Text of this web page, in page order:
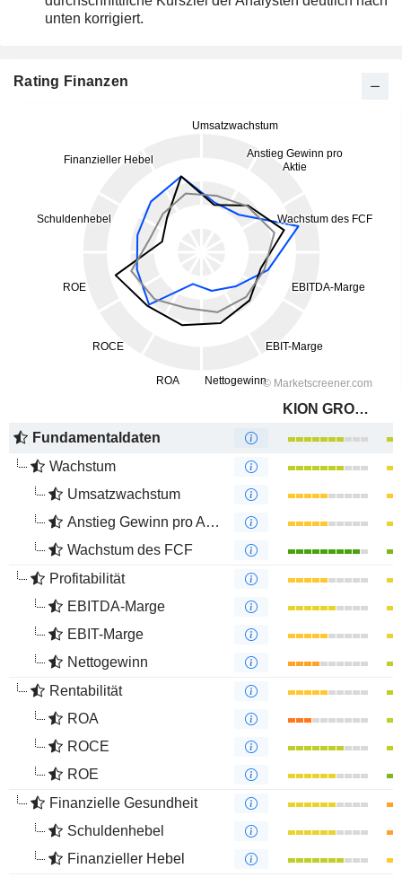
unten korrigiert.
Rating Finanzen
KION GROUP AG
Fundamentaldaten
Wachstum
Umsatzwachstum
Anstieg Gewinn pro Aktie
Wachstum des FCF
Profitabilität
EBITDA-Marge
EBIT-Marge
Nettogewinn
Rentabilität
ROA
ROCE
ROE
Finanzielle Gesundheit
Schuldenhebel
Finanzieller Hebel